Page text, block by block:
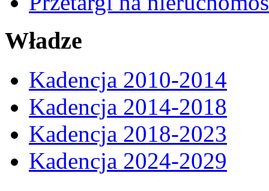
Władze
Kadencja 2010-2014
Kadencja 2014-2018
Kadencja 2018-2023
Kadencja 2024-2029